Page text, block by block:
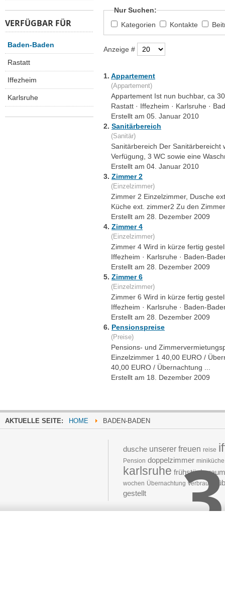
Nur Suchen:
Kategorien
Kontakte
Anzeige #
1. Appartement
(Appartement)
Appartement Ist nun buchbar, ca
Rastatt · Iffezheim · Karlsruhe ·
Erstellt am 05. Januar 2010
2. Sanitärbereich
(Sanitär)
Sanitärbereich Der
Verfügung, 3 WC sowie eine
Erstellt am 04. Januar 2010
3. Zimmer 2
(Einzelzimmer)
Zimmer 2 Einzelzimmer, Dusche
Küche ext. zimmer2 Zu den
Erstellt am 28. Dezember 2009
4. Zimmer 4
(Einzelzimmer)
Zimmer 4 Wird in kürze fertig
Iffezheim · Karlsruhe · Baden-
Erstellt am 28. Dezember 2009
5. Zimmer 6
(Einzelzimmer)
Zimmer 6 Wird in kürze fertig
Iffezheim · Karlsruhe · Baden-
Erstellt am 28. Dezember 2009
6. Pensionspreise
(Preise)
Pensions- und
Einzelzimmer 1 40,00 EURO /
40,00 EURO / Übernachtung ...
Erstellt am 18. Dezember 2009
VERFÜGBAR FÜR
Baden-Baden
Rastatt
Iffezheim
Karlsruhe
AKTUELLE SEITE: HOME BADEN-BADEN
dusche unserer freuen reise
Pension doppelzimmer miniküche
karlsruhe frühstücksraum
wochen Übernachtung verbrauch
gestellt